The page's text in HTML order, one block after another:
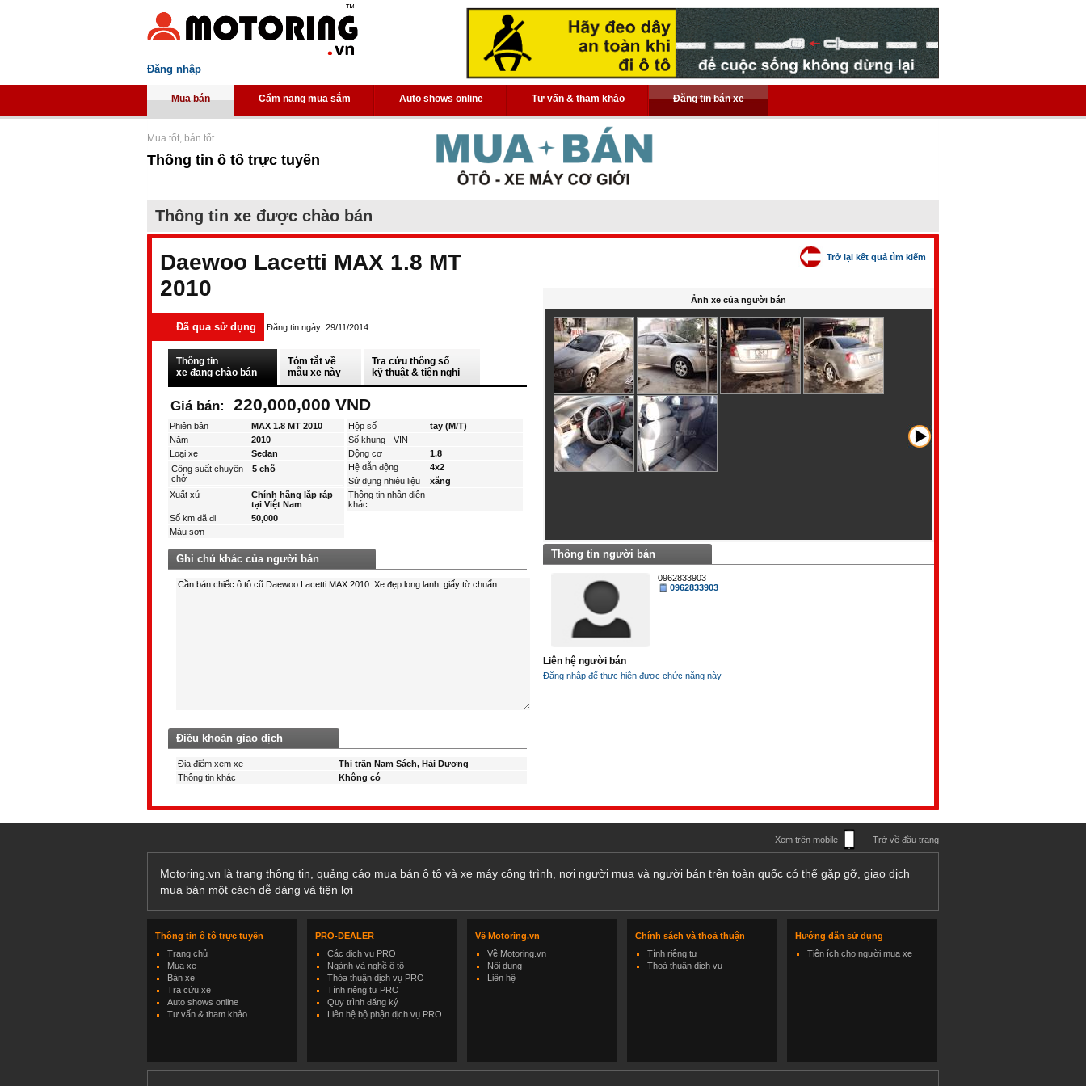
Đăng nhập
Mua bán Cẩm nang mua sắm Auto shows online Tư vấn & tham khảo Đăng tin bán xe
Mua tốt, bán tốt
Thông tin ô tô trực tuyến
Thông tin xe được chào bán
Daewoo Lacetti MAX 1.8 MT
2010
Đã qua sử dụng Đăng tin ngày: 29/11/2014
Thông tin
xe đang chào bán
Tóm tắt về
mẫu xe này
Tra cứu thông số
kỹ thuật & tiện nghi
Giá bán: 220,000,000 VND
Phiên bản
MAX 1.8 MT 2010
Năm
2010
Loại xe
Sedan
Công suất chuyên
chở
5 chỗ
Xuất xứ
Chính hãng lắp ráp
tại Việt Nam
Số km đã đi
50,000
Màu sơn
Hộp số
tay (M/T)
Số khung - VIN
Động cơ
1.8
Hệ dẫn động
4x2
Sử dụng nhiêu liệu
xăng
Thông tin nhận diện
khác
Ghi chú khác của người bán
Điều khoản giao dịch
Địa điểm xem xe
Thị trấn Nam Sách, Hải Dương
Thông tin khác
Không có
Trở lại kết quả tìm kiếm
Ảnh xe của người bán
Thông tin người bán
0962833903
0962833903
Liên hệ người bán
Đăng nhập để thực hiện được chức năng này
Xem trên mobile Trở về đầu trang
Motoring.vn là trang thông tin, quảng cáo mua bán ô tô và xe máy công trình, nơi người mua và người bán trên toàn quốc có thể gặp gỡ, giao dịch
mua bán một cách dễ dàng và tiện lợi
Thông tin ô tô trực tuyến
Trang chủ
Mua xe
Bán xe
Tra cứu xe
Auto shows online
Tư vấn & tham khảo
PRO-DEALER
Các dịch vụ PRO
Ngành và nghề ô tô
Thỏa thuận dịch vụ PRO
Tính riêng tư PRO
Quy trình đăng ký
Liên hệ bộ phận dịch vụ PRO
Về Motoring.vn
Về Motoring.vn
Nội dung
Liên hệ
Chính sách và thoả thuận
Tính riêng tư
Thoả thuận dịch vụ
Hướng dẫn sử dụng
Tiện ích cho người mua xe